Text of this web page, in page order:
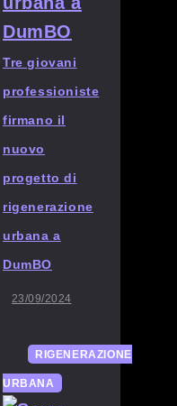
Tre giovani
professioniste
firmano il
nuovo
progetto di
rigenerazione
urbana a
DumBO
23/09/2024
RIGENERAZIONE
URBANA